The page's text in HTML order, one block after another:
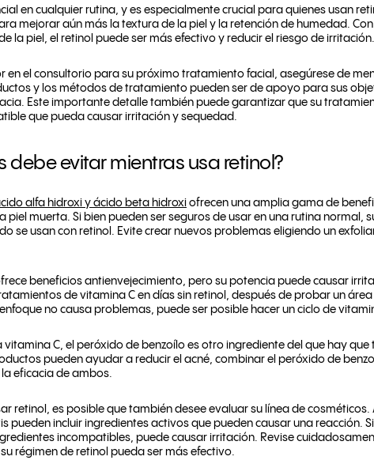
en cualquier rutina, y es especialmente crucial para quienes usan
mejorar aún más la textura de la piel y la retención de humedad.
la piel, el retinol puede ser más efectivo y reducir el riesgo de irritación.
en el consultorio para su próximo tratamiento facial, asegúrese de
y los métodos de tratamiento pueden ser de apoyo para sus
Este importante detalle también puede garantizar que su
que pueda causar irritación y sequedad.
debe evitar mientras usa retinol?
alfa hidroxi y ácido beta hidroxi ofrecen una amplia gama de
piel muerta. Si bien pueden ser seguros de usar en una rutina normal,
se usan con retinol. Evite crear nuevos problemas eligiendo un
beneficios antienvejecimiento, pero su potencia puede causar
de vitamina C en días sin retinol, después de probar un
no causa problemas, puede ser posible hacer un ciclo de
vitamina C, el peróxido de benzoílo es otro ingrediente del que hay
pueden ayudar a reducir el acné, combinar el peróxido de
eficacia de ambos.
retinol, es posible que también desee evaluar su línea de
pueden incluir ingredientes activos que pueden causar una reacción.
incompatibles, puede causar irritación. Revise
régimen de retinol pueda ser más efectivo.